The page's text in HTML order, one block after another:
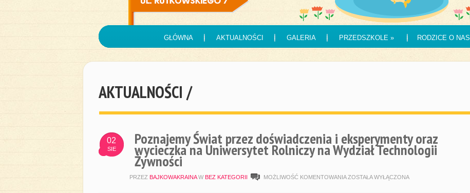
GŁÓWNA AKTUALNOŚCI GALERIA PRZEDSZKOLE» RODZICE O NAS
AKTUALNOŚCI /
02
SIE
Poznajemy Świat przez doświadczenia i eksperymenty oraz
wycieczka na Uniwersytet Rolniczy na Wydział Technologii
Żywności
PRZEZ BAJKOWAKRAINA W BEZ KATEGORII MOŻLIWOŚĆ KOMENTOWANIA POZNAJEMY
ZOSTAŁA WYŁĄCZONA